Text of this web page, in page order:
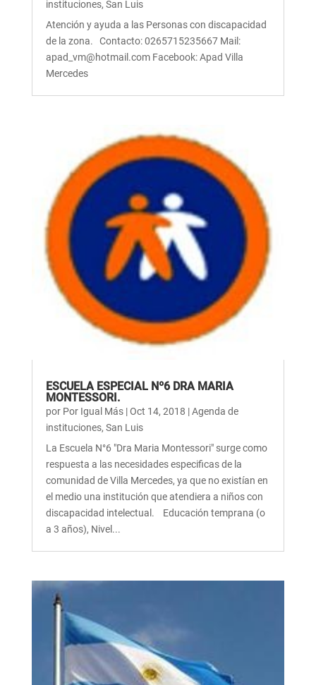
instituciones, San Luis
Atención y ayuda a las Personas con discapacidad
de la zona. Contacto: 0265715235667 Mail:
apad_vm@hotmail.com Facebook: Apad Villa
Mercedes
ESCUELA ESPECIAL Nº6 DRA MARIA
MONTESSORI.
por Por Igual Más|Oct 14, 2018 |Agenda de
instituciones, San Luis
La Escuela N°6 "Dra Maria Montessori" surge como
respuesta a las necesidades especificas de la
comunidad de Villa Mercedes, ya que no existían en
el medio una institución que atendiera a niños con
discapacidad intelectual. Educación temprana (o
a 3 años), Nivel...